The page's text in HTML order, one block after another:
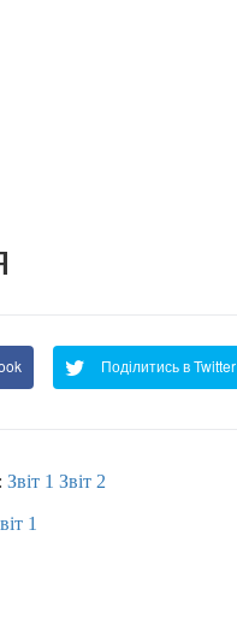
Поділитись в Twitter
Звіт 1 Звіт 2
1